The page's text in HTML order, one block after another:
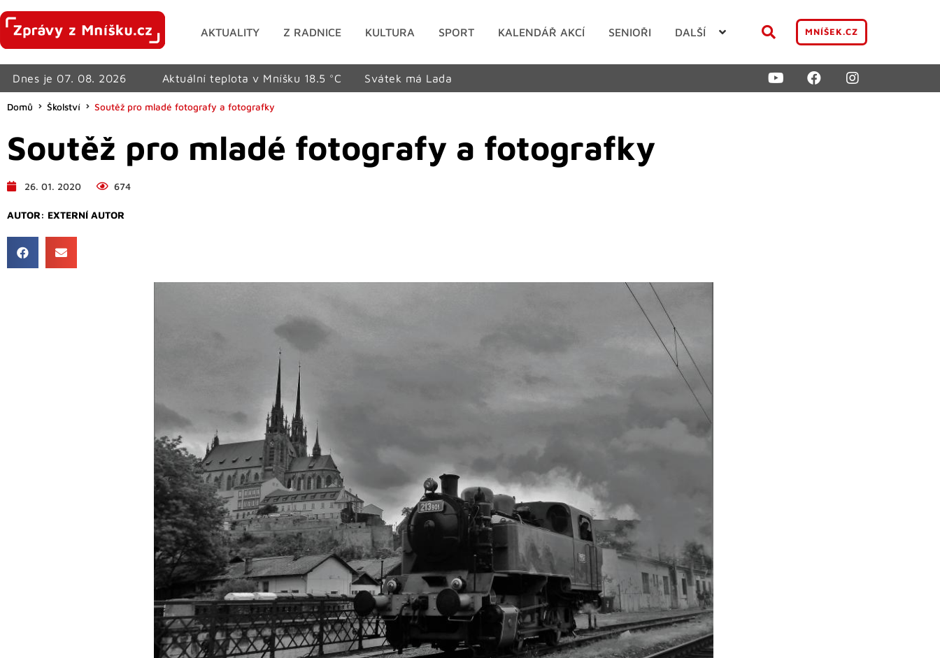
AKTUALITY Z RADNICE KULTURA SPORT KALENDÁŘ AKCÍ SENIOŘI DALŠÍ MNÍŠEK.CZ
Dnes je 07. 08. 2026 Aktuální teplota v Mníšku 18.5 °C Svátek má Lada
Domů Školství Soutěž pro mladé fotografy a fotografky
Soutěž pro mladé fotografy a fotografky
26. 01. 2020 674
AUTOR: EXTERNÍ AUTOR